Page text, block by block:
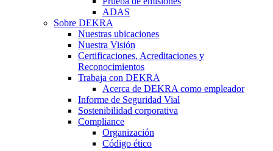
ADAS
Sobre DEKRA
Nuestras ubicaciones
Nuestra Visión
Certificaciones, Acreditaciones y
Reconocimientos
Trabaja con DEKRA
Acerca de DEKRA como empleador
Informe de Seguridad Vial
Sostenibilidad corporativa
Compliance
Organización
Código ético